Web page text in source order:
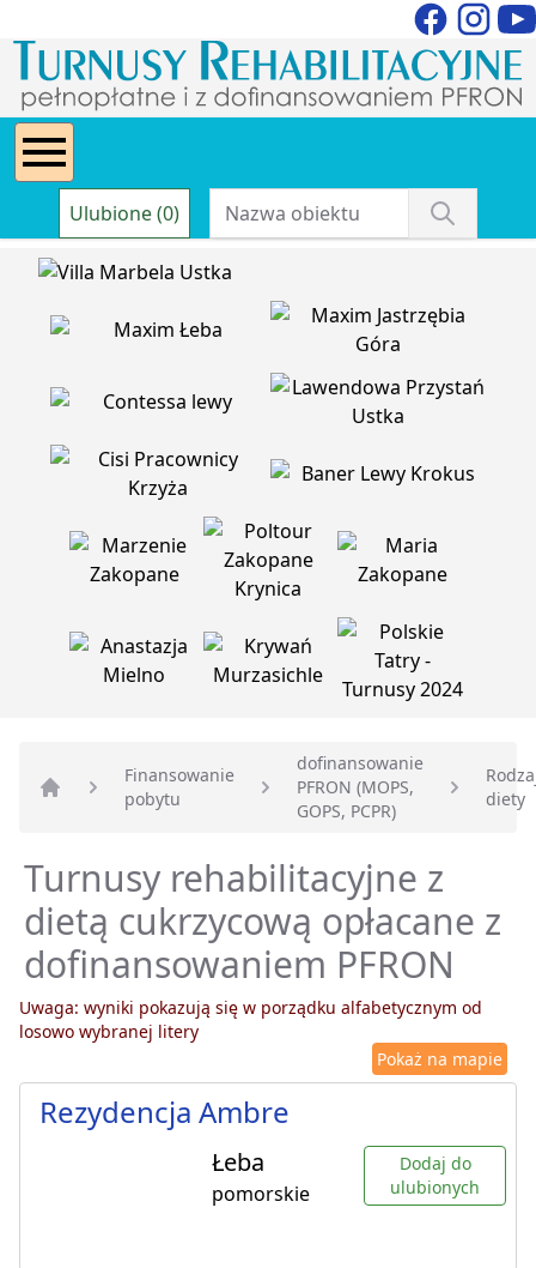
Ulubione (0)
Strona główna
Finansowanie
pobytu
dofinansowanie
PFRON (MOPS,
GOPS, PCPR)
diety
Turnusy rehabilitacyjne z
dietą cukrzycową opłacane z
dofinansowaniem PFRON
Uwaga: wyniki pokazują się w porządku alfabetycznym od
losowo wybranej litery
Pokaż na mapie
Rezydencja Ambre
Łeba
pomorskie
Dodaj do
ulubionych